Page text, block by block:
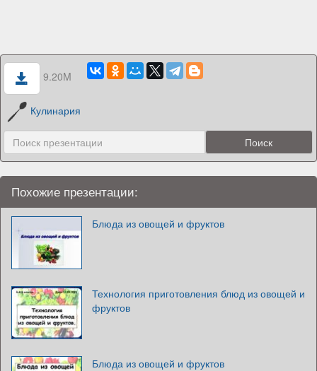
9.20M
Кулинария
Похожие презентации:
Блюда из овощей и фруктов
Технология приготовления блюд из овощей и
фруктов
Блюда из овощей и фруктов